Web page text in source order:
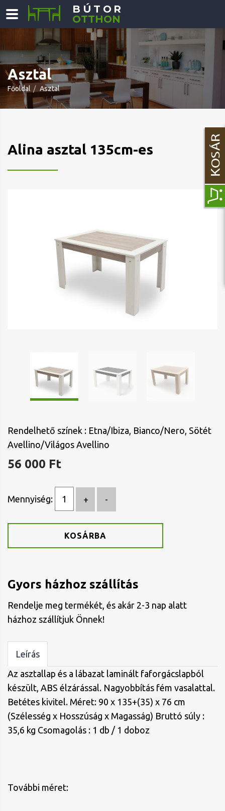
BÚTOR
OTTHON
Asztal
Főoldal Asztal
Alina asztal 135cm-es
Rendelhető színek : Etna/Ibiza, Bianco/Nero, Sötét
Avellino/Világos Avellino
56 000 Ft
Mennyiség:
KOSÁRBA
Gyors házhoz szállítás
Rendelje meg termékét, és akár 2-3 nap alatt
házhoz szállítjuk Önnek!
Leírás
Az asztallap és a lábazat laminált faforgácslapból
készült, ABS élzárással. Nagyobbítás fém vasalattal.
Betétes kivitel. Méret: 90 x 135+(35) x 76 cm
(Szélesség x Hosszúság x Magasság) Bruttó súly :
35,6 kg Csomagolás : 1 db / 1 doboz
További méret: